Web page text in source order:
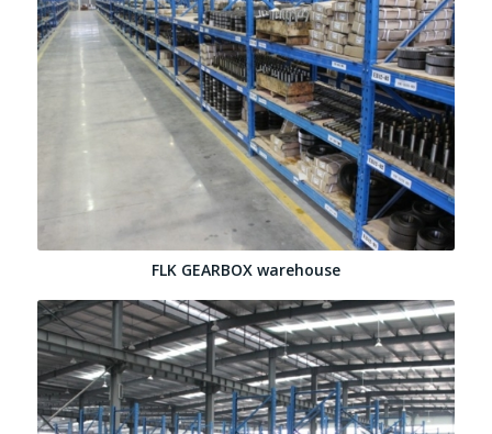
FLK GEARBOX warehouse